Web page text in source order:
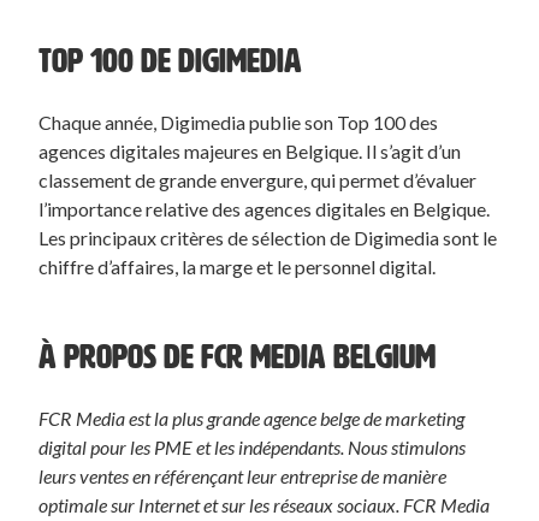
TOP 100 DE DIGIMEDIA
Chaque année, Digimedia publie son Top 100 des
agences digitales majeures en Belgique. Il s’agit d’un
classement de grande envergure, qui permet d’évaluer
l’importance relative des agences digitales en Belgique.
Les principaux critères de sélection de Digimedia sont le
chiffre d’affaires, la marge et le personnel digital.
À PROPOS DE FCR MEDIA BELGIUM
FCR Media est la plus grande agence belge de marketing
digital pour les PME et les indépendants. Nous stimulons
leurs ventes en référençant leur entreprise de manière
optimale sur Internet et sur les réseaux sociaux. FCR Media